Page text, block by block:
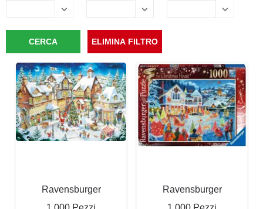
Ravensburger
Ravensburger